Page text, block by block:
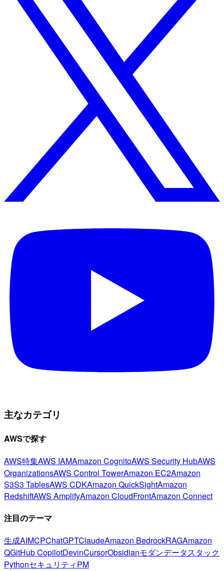
主なカテゴリ
AWSで探す
AWS特集AWS IAMAmazon CognitoAWS Security HubAWS
OrganizationsAWS Control TowerAmazon EC2Amazon
S3S3 TablesAWS CDKAmazon QuickSightAmazon
RedshiftAWS AmplifyAmazon CloudFrontAmazon Connect
注目のテーマ
生成AIMCPChatGPTClaudeAmazon BedrockRAGAmazon
QGitHub CopilotDevinCursorObsidianモダンデータスタック
PythonセキュリティPM